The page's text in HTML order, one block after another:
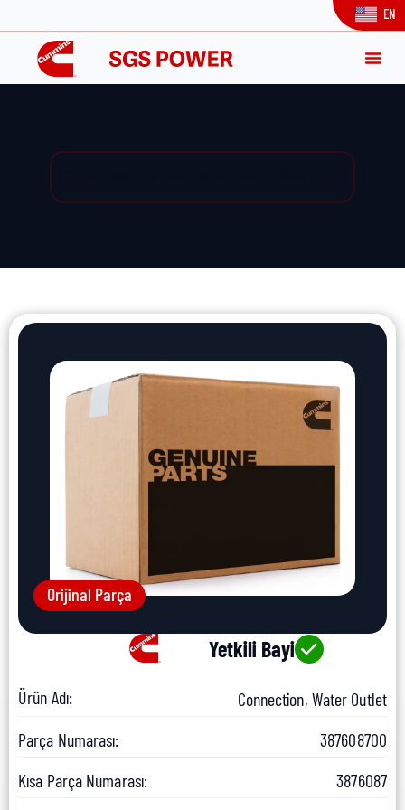
EN
Orijinal Parça
Yetkili Bayi
Ürün Adı:
Connection, Water Outlet
Parça Numarası:
387608700
Kısa Parça Numarası:
3876087